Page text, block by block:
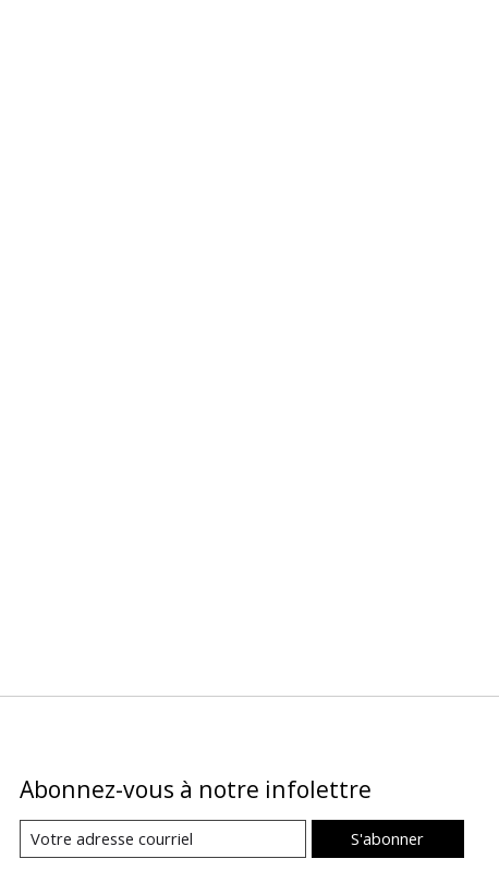
Abonnez-vous à notre infolettre
S'abonner